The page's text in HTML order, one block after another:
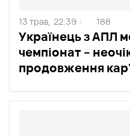
Українець з АПЛ
чемпіонат –
продовження
13 трав, 22:39 / 188